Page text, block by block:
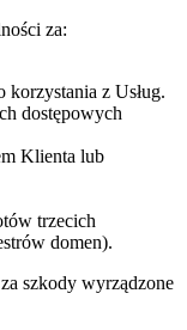
za:
z Usług.
dostępowych
Klienta lub
trzecich
domen).
szkody wyrządzone